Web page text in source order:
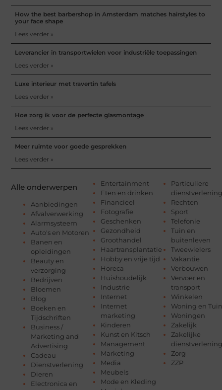
Alle onderwerpen
Aanbiedingen
Afvalverwerking
Alarmsysteem
Auto's en Motoren
Banen en
opleidingen
Beauty en
verzorging
Bedrijven
Bloemen
Blog
Boeken en
Tijdschriften
Business /
Marketing and
Advertising
Cadeau
Dienstverlening
Dieren
Electronica en
Entertainment
Eten en drinken
Financieel
Fotografie
Geschenken
Gezondheid
Groothandel
Haartransplantatie
Hobby en vrije tijd
Horeca
Huishoudelijk
Industrie
Internet
Internet
marketing
Kinderen
Kunst en Kitsch
Management
Marketing
Media
Meubels
Mode en Kleding
Particuliere
dienstverlening
Rechten
Sport
Telefonie
Tuin en
buitenleven
Tweewielers
Vakantie
Verbouwen
Vervoer en
transport
Winkelen
Woning en Tuin
Woningen
Zakelijk
Zakelijke
dienstverlening
Zorg
ZZP
How the best barbershop in Amsterdam matches hairstyles to
your face shape
Lees verder »
Leverancier in transportwielen voor industriële toepassingen
Lees verder »
Luxe interieur met travertin tafels
Lees verder »
Hoe zorg ik voor de perfecte glasmontage
Lees verder »
Meer ruimte voor goede gesprekken
Lees verder »